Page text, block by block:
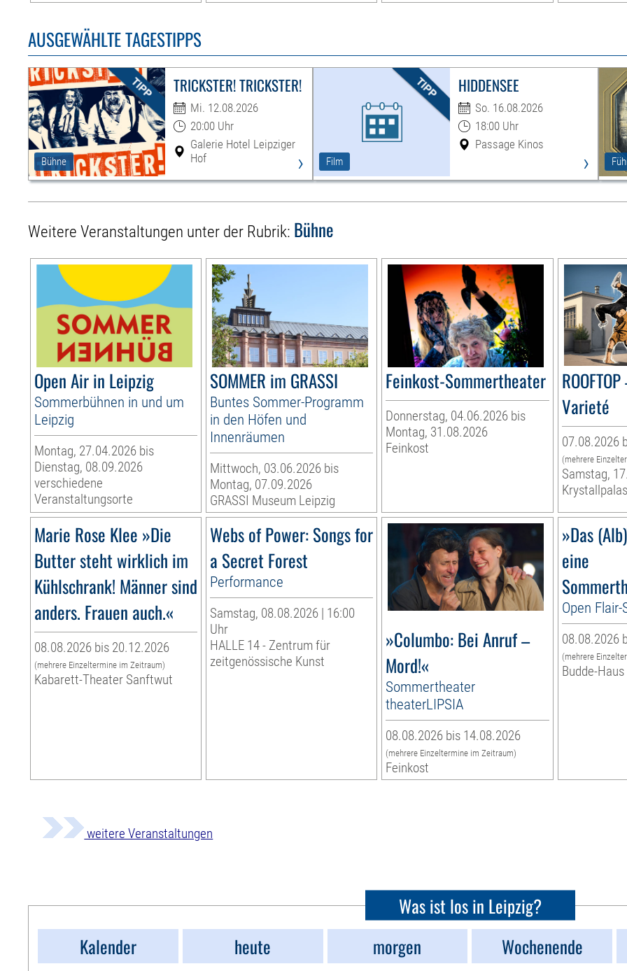
AUSGEWÄHLTE TAGESTIPPS
Bühne
TRICKSTER! TRICKSTER!
Mi. 12.08.2026
20:00 Uhr
Galerie Hotel Leipziger
Hof
› Film
HIDDENSEE
So. 16.08.2026
18:00 Uhr
Passage Kinos
›
Weitere Veranstaltungen unter der Rubrik: Bühne
Open Air in Leipzig
Sommerbühnen in und um
Leipzig
Montag, 27.04.2026 bis
Dienstag, 08.09.2026
verschiedene
Veranstaltungsorte
SOMMER im GRASSI
Buntes Sommer-Programm
in den Höfen und
Innenräumen
Mittwoch, 03.06.2026 bis
Montag, 07.09.2026
GRASSI Museum Leipzig
Feinkost-Sommertheater
Donnerstag, 04.06.2026 bis
Montag, 31.08.2026
Feinkost
Varieté
07.08.2026
(mehrere
Samstag,
Marie Rose Klee »Die
Butter steht wirklich im
Kühlschrank! Männer sind
anders. Frauen auch.«
08.08.2026 bis 20.12.2026
(mehrere Einzeltermine im Zeitraum)
Kabarett-Theater Sanftwut
Webs of Power: Songs for
a Secret Forest
Performance
Samstag, 08.08.2026 | 16:00
Uhr
HALLE 14 - Zentrum für
zeitgenössische Kunst
»Columbo: Bei Anruf –
Mord!«
Sommertheater
theaterLIPSIA
08.08.2026 bis 14.08.2026
(mehrere Einzeltermine im Zeitraum)
Feinkost
»Das
eine
Open
08.08.2026
(mehrere
Budde-Haus
weitere Veranstaltungen
Was ist los in Leipzig?
Kalender
heute morgen Wochenende